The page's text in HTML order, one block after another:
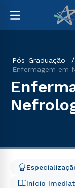
Pós-Graduação
Enfermagem em
Início